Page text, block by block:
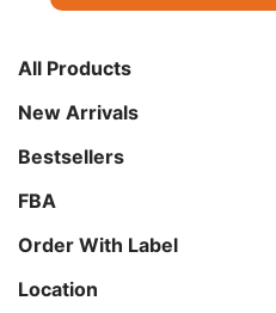
All Products
New Arrivals
Bestsellers
FBA
Order With Label
Location